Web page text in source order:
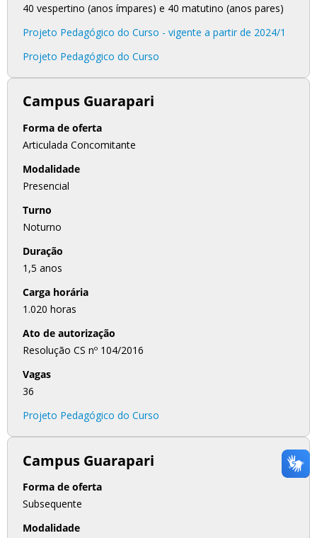
40 vespertino (anos ímpares) e 40 matutino (anos pares)
Projeto Pedagógico do Curso - vigente a partir de 2024/1
Projeto Pedagógico do Curso
Campus Guarapari
Forma de oferta
Articulada Concomitante
Modalidade
Presencial
Turno
Noturno
Duração
1,5 anos
Carga horária
1.020 horas
Ato de autorização
Resolução CS nº 104/2016
Vagas
36
Projeto Pedagógico do Curso
Campus Guarapari
Forma de oferta
Subsequente
Modalidade